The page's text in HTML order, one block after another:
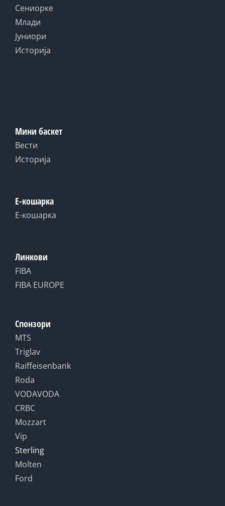
Сениорке
Млади
Јуниори
Историја
Мини баскет
Вести
Историја
Е-кошарка
Е-кошарка
Линкови
FIBA
FIBA EUROPE
Спонзори
MTS
Triglav
Raiffeisenbank
Roda
VODAVODA
CRBC
Mozzart
Vip
Sterling
Molten
Ford